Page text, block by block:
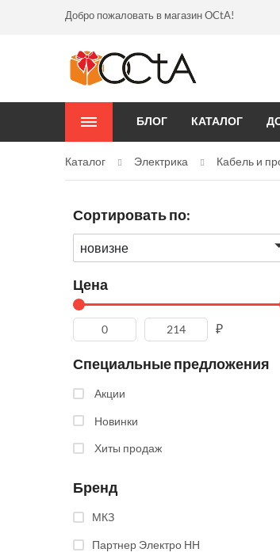
Добро пожаловать в магазин OCtA!
БЛОГ КАТАЛОГ
Каталог Электрика Кабель и
Сортировать по:
новизне
Цена
₽
Специальные предложения
Акции
Новинки
Хиты продаж
Бренд
МКЗ
Партнер Электро НН